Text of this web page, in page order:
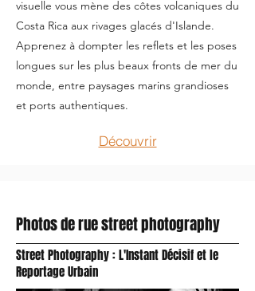
visuelle vous mène des côtes volcaniques du
Costa Rica aux rivages glacés d'Islande.
Apprenez à dompter les reflets et les poses
longues sur les plus beaux fronts de mer du
monde, entre paysages marins grandioses
et ports authentiques.
Découvrir
Photos de rue street photography
Street Photography : L'Instant Décisif et le
Reportage Urbain